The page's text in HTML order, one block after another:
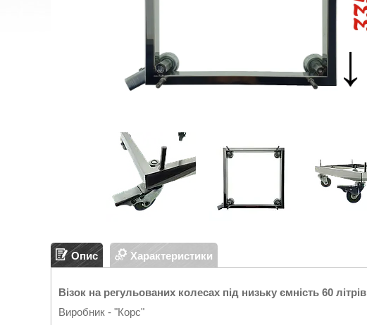
Опис Характеристики
Візок на регульованих колесах під низьку ємність 60 літрів
Виробник - "Корс"